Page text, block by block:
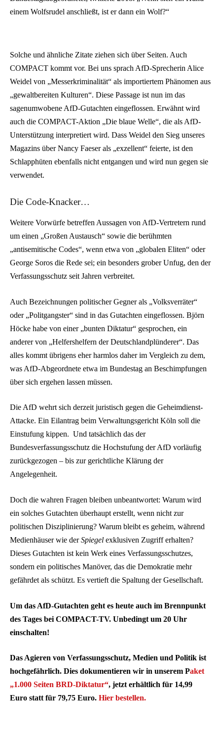
einem Wolfsrudel anschließt, ist er dann ein Wolf?“
Solche und ähnliche Zitate ziehen sich über Seiten. Auch
COMPACT kommt vor. Bei uns sprach AfD-Sprecherin Alice
Weidel von „Messerkriminalität“ als importiertem Phänomen aus
„gewaltbereiten Kulturen“. Diese Passage ist nun im das
sagenumwobene AfD-Gutachten eingeflossen. Erwähnt wird
auch die COMPACT-Aktion „Die blaue Welle“, die als AfD-
Unterstützung interpretiert wird. Dass Weidel den Sieg unseres
Magazins über Nancy Faeser als „exzellent“ feierte, ist den
Schlapphüten ebenfalls nicht entgangen und wird nun gegen sie
verwendet.
Die Code-Knacker…
Weitere Vorwürfe betreffen Aussagen von AfD-Vertretern rund
um einen „Großen Austausch“ sowie die berühmten
„antisemitische Codes“, wenn etwa von „globalen Eliten“ oder
George Soros die Rede sei; ein besonders grober Unfug, den der
Verfassungsschutz seit Jahren verbreitet.
Auch Bezeichnungen politischer Gegner als „Volksverräter“
oder „Politgangster“ sind in das Gutachten eingeflossen. Björn
Höcke habe von einer „bunten Diktatur“ gesprochen, ein
anderer von „Helfershelfern der Deutschlandplünderer“. Das
alles kommt übrigens eher harmlos daher im Vergleich zu dem,
was AfD-Abgeordnete etwa im Bundestag an Beschimpfungen
über sich ergehen lassen müssen.
Die AfD wehrt sich derzeit juristisch gegen die Geheimdienst-
Attacke. Ein Eilantrag beim Verwaltungsgericht Köln soll die
Einstufung kippen. Und tatsächlich das der
Bundesverfassungsschutz die Hochstufung der AfD vorläufig
zurückgezogen – bis zur gerichtliche Klärung der
Angelegenheit.
Doch die wahren Fragen bleiben unbeantwortet: Warum wird
ein solches Gutachten überhaupt erstellt, wenn nicht zur
politischen Disziplinierung? Warum bleibt es geheim, während
Medienhäuser wie derSpiegel exklusiven Zugriff erhalten?
Dieses Gutachten ist kein Werk eines Verfassungsschutzes,
sondern ein politisches Manöver, das die Demokratie mehr
gefährdet als schützt. Es vertieft die Spaltung der Gesellschaft.
Um das AfD-Gutachten geht es heute auch im Brennpunkt
des Tages bei COMPACT-TV. Unbedingt um 20 Uhr
einschalten!
Das Agieren von Verfassungsschutz, Medien und Politik ist
hochgefährlich. Dies dokumentieren wir in unserem Paket
„1.000 Seiten BRD-Diktatur“, jetzt erhältlich für 14,99
Euro statt für 79,75 Euro. Hier bestellen.